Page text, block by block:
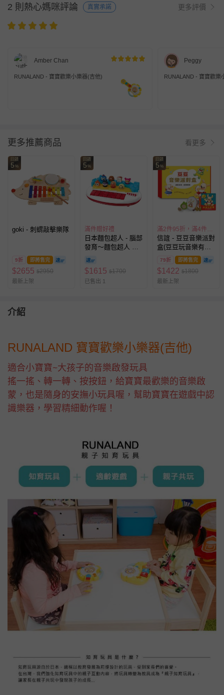
2 則熱心媽咪評論 真實承諾 更多評價
Amber Chan
RUNALAND - 寶寶歡樂小樂器(吉他)
Peggy
RUNALAND - 寶寶歡樂
更多推薦商品 看更多
回饋
5 %
goki - 刺蝟敲擊樂隊
9折 即將售完
$2655 $2950
最新上架
回饋
5 %
滿件贈好禮
日本麵包超人 - 腦部
發育～麵包超人 音
樂鍵盤(1歲~)
$1615 $1700
已售出 1
回饋
5 %
滿2件95折，滿4件89折
信誼 - 豆豆音樂派對
盒(豆豆玩音樂有聲
書 + 豆豆鈴鼓、青
蛙刮板與雞蛋沙鈴三
款節奏樂器)
79折 即將售完
$1422 $1800
最新上架
介紹
RUNALAND 寶寶歡樂小樂器(吉他)
適合小寶寶~大孩子的音樂啟發玩具
搖一搖、轉一轉、按按鈕，給寶寶最歡樂的音樂啟
蒙，也是隨身的安撫小玩具喔，幫助寶寶在遊戲中認
識樂器，學習精細動作喔！